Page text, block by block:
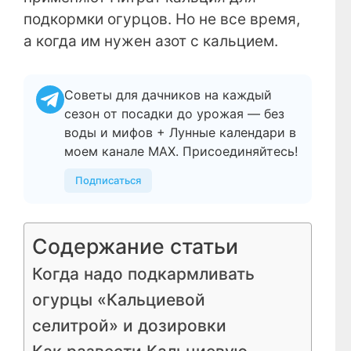
подкормки огурцов. Но не все время,
а когда им нужен азот с кальцием.
Советы для дачников на каждый
сезон от посадки до урожая — без
воды и мифов + Лунные календари в
моем канале МАХ. Присоединяйтесь!
Подписаться
Содержание статьи
Когда надо подкармливать
огурцы «Кальциевой
селитрой» и дозировки